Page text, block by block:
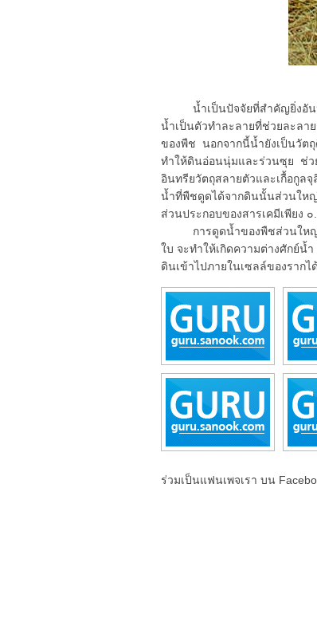
น้ำเป็นปัจจัยที่สำคัญยิ่งอันหนึ่
น้ำเป็นตัวทำละลายที่ช่วยละลา
ของพืช นอกจากนี้น้ำยังเป็นวัต
ทำให้ดินอ่อนนุ่มและร่วนซุย ช่ว
อินทรียวัตถุสลายตัวและเกื้อกูล
น้ำที่พืชดูดได้จากดินนั้นส่วนใหญ่
ส่วนประกอบของสารเคมีเพียง
การดูดน้ำของพืชส่วนใหญ่จะ
ใบ จะทำให้เกิดความต่างศักย์น้
ดินเข้าไปภายในเซลล์ของรากได้
ร่วมเป็นแฟนเพจเรา บน